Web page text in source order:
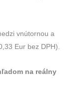
vnútornou a
Eur bez DPH).
na reálny